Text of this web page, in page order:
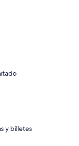
y billetes